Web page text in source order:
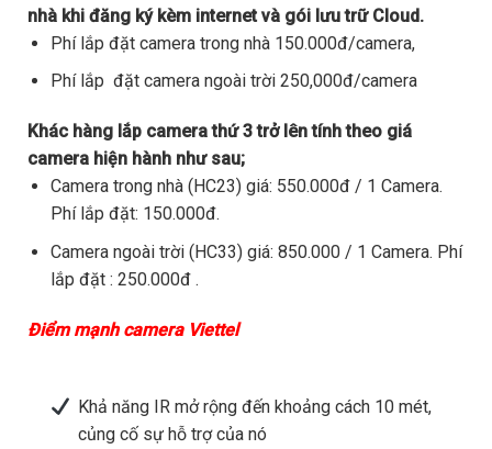
nhà khi đăng ký kèm internet và gói lưu trữ Cloud.
Phí lắp đặt camera trong nhà 150.000đ/camera,
Phí lắp đặt camera ngoài trời 250,000đ/camera
Khác hàng lắp camera thứ 3 trở lên tính theo giá
camera hiện hành như sau;
Camera trong nhà (HC23) giá: 550.000đ / 1 Camera.
Phí lắp đặt: 150.000đ.
Camera ngoài trời (HC33) giá: 850.000 / 1 Camera. Phí
lắp đặt : 250.000đ .
Điểm mạnh camera Viettel
Khả năng IR mở rộng đến khoảng cách 10 mét,
củng cố sự hỗ trợ của nó